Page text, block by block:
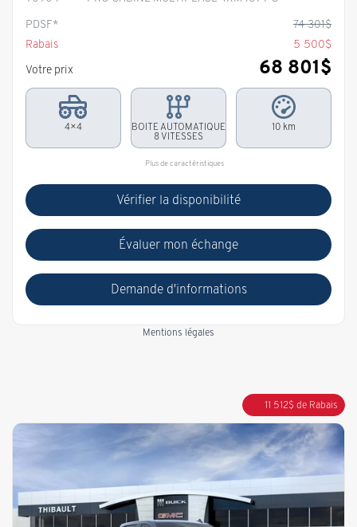
PDSF*
74 301$
Rabais
5 500$
Votre prix
68 801$
4×4
BOITE AUTOMATIQUE
8 VITESSES
10 km
Plus de caractéristiques
Vérifier la disponibilité
Évaluer mon échange
Demande d'informations
Mentions légales
11 512$ de Rabais